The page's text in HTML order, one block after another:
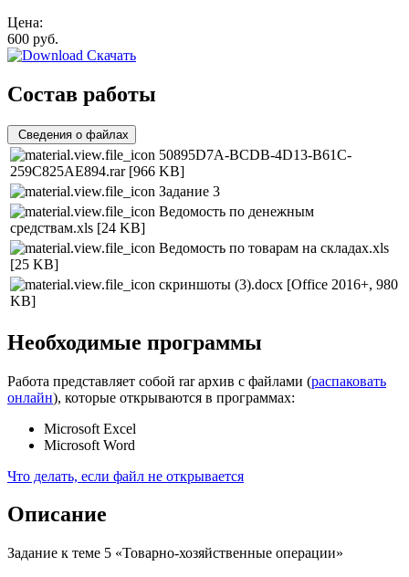
Цена:
600 руб.
Скачать
Состав работы
Сведения о файлах
50895D7A-BCDB-4D13-B61C-
259C825AE894.rar [966 KB]
Задание 3
Ведомость по денежным
средствам.xls [24 KB]
Ведомость по товарам на складах.xls
[25 KB]
скриншоты (3).docx [Office 2016+, 980
KB]
Необходимые программы
Работа представляет собой rar архив с файлами (распаковать
онлайн), которые открываются в программах:
Microsoft Excel
Microsoft Word
Что делать, если файл не открывается
Описание
Задание к теме 5 «Товарно-хозяйственные операции»